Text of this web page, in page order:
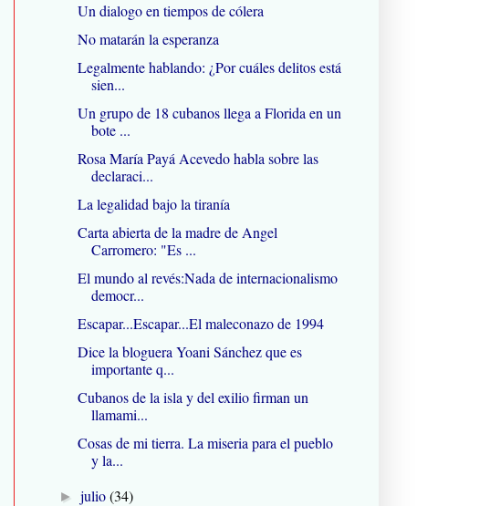
Un dialogo en tiempos de cólera
No matarán la esperanza
Legalmente hablando: ¿Por cuáles delitos está
sien...
Un grupo de 18 cubanos llega a Florida en un
bote ...
Rosa María Payá Acevedo habla sobre las
declaraci...
La legalidad bajo la tiranía
Carta abierta de la madre de Angel
Carromero: "Es ...
El mundo al revés:Nada de internacionalismo
democr...
Escapar...Escapar...El maleconazo de 1994
Dice la bloguera Yoani Sánchez que es
importante q...
Cubanos de la isla y del exilio firman un
llamami...
Cosas de mi tierra. La miseria para el pueblo
y la...
►julio(34)